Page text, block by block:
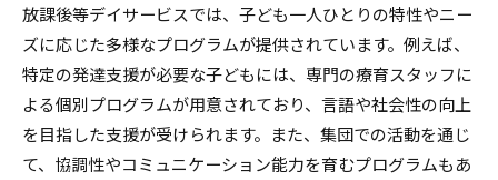
放課後等デイサービスでは、子ども一人ひとりの特性やニー
ズに応じた多様なプログラムが提供されています。例えば、
特定の発達支援が必要な子どもには、専門の療育スタッフに
よる個別プログラムが用意されており、言語や社会性の向上
を目指した支援が受けられます。また、集団での活動を通じ
て、協調性やコミュニケーション能力を育むプログラムもあ